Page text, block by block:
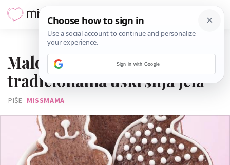
Malo drugačiji recepti za
tradicionalna uskršnja jela
PIŠE MISSMAMA
Sign in with Google